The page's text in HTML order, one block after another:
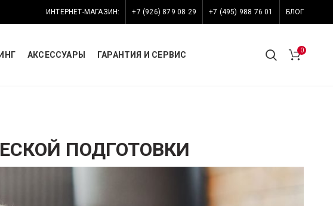
ИНТЕРНЕТ-МАГАЗИН: +7 (926) 879 08 29 +7 (495) 988 76 01 БЛОГ
АКСЕССУАРЫ ГАРАНТИЯ И СЕРВИС 0
ПОДГОТОВКИ